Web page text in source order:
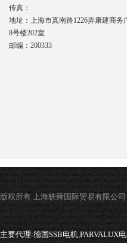
传真：
地址：上海市真南路1226弄康建商务
8号楼202室
邮编：200333
版权所有 上海轶舜国际贸易有限公司
主要代理:德国SSB电机,PARVALUX